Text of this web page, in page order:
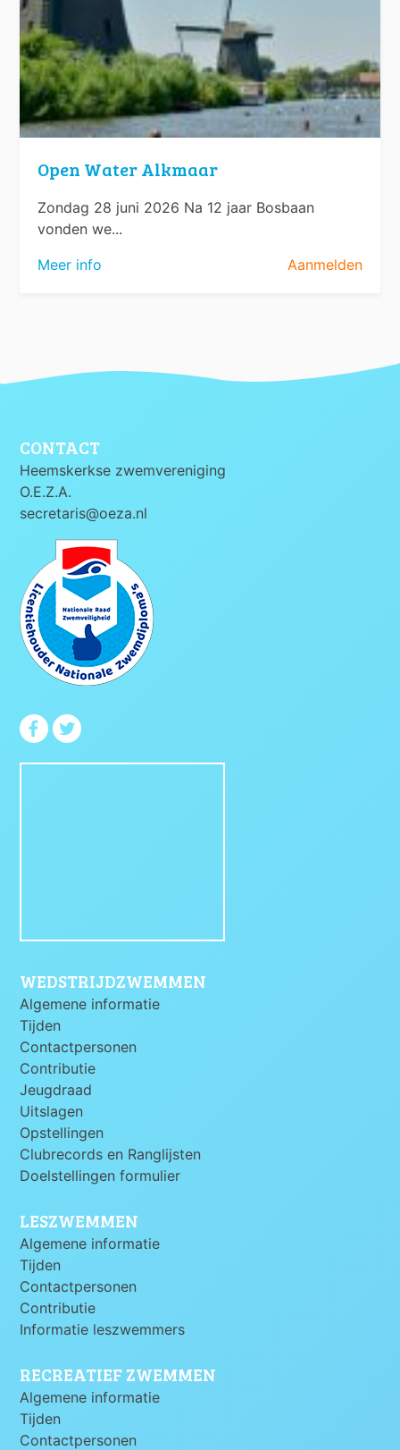
Open Water Alkmaar
Zondag 28 juni 2026 Na 12 jaar Bosbaan
vonden we...
Meer info
Aanmelden
CONTACT
Heemskerkse zwemvereniging
O.E.Z.A.
secretaris@oeza.nl
WEDSTRIJDZWEMMEN
Algemene informatie
Tijden
Contactpersonen
Contributie
Jeugdraad
Uitslagen
Opstellingen
Clubrecords en Ranglijsten
Doelstellingen formulier
LESZWEMMEN
Algemene informatie
Tijden
Contactpersonen
Contributie
Informatie leszwemmers
RECREATIEF ZWEMMEN
Algemene informatie
Tijden
Contactpersonen